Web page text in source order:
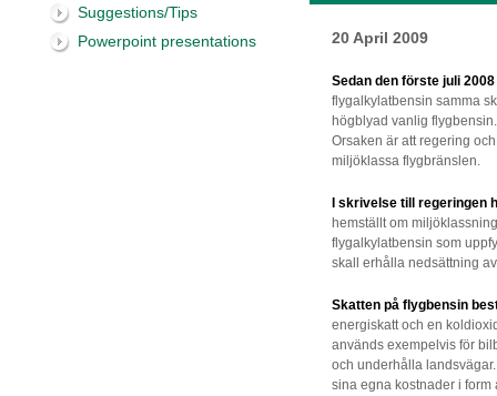
Suggestions/Tips
Powerpoint presentations
20 April 2009
Sedan den förste juli
flygalkylatbensin samma
högblyad vanlig
Orsaken är att regering
miljöklassa flygbränslen.
I skrivelse till regeringen
hemställt om
flygalkylatbensin som
skall erhålla nedsättning
Skatten på flygbensin
energiskatt och en
används exempelvis för
och underhålla
sina egna kostnader i